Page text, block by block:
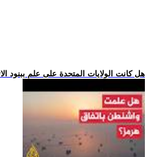
.. هل كانت الولايات المتحدة على علم ببنود